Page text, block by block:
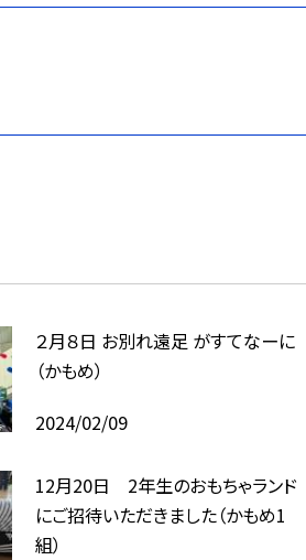
２月８日 お別れ遠足 がすてなーに
（かもめ）
2024/02/09
12月20日 2年生のおもちゃランド
にご招待いただきました（かもめ1
組）